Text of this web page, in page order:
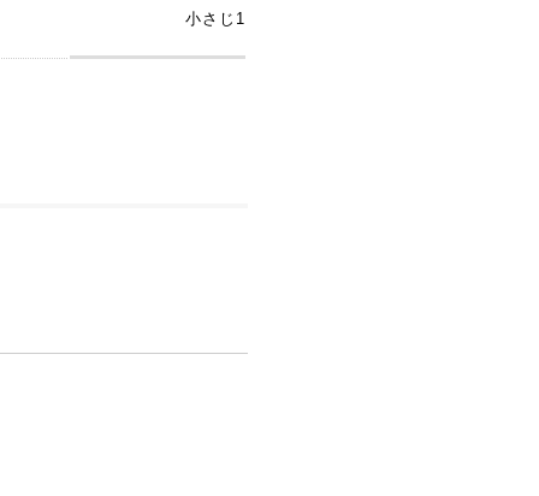
小さじ1